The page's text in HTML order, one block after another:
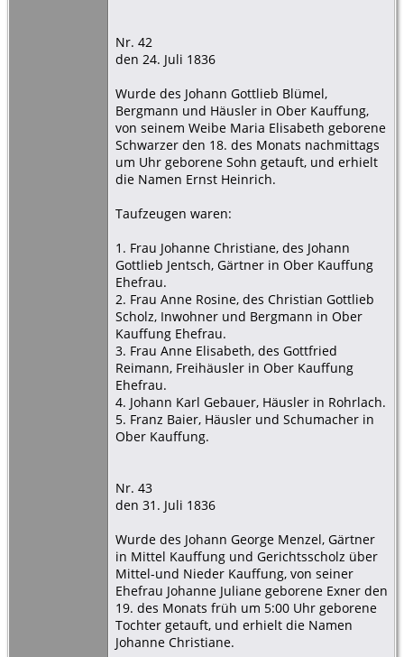
Nr. 42
den 24. Juli 1836
Wurde des Johann Gottlieb Blümel,
Bergmann und Häusler in Ober Kauffung,
von seinem Weibe Maria Elisabeth geborene
Schwarzer den 18. des Monats nachmittags
um Uhr geborene Sohn getauft, und erhielt
die Namen Ernst Heinrich.
Taufzeugen waren:
1. Frau Johanne Christiane, des Johann
Gottlieb Jentsch, Gärtner in Ober Kauffung
Ehefrau.
2. Frau Anne Rosine, des Christian Gottlieb
Scholz, Inwohner und Bergmann in Ober
Kauffung Ehefrau.
3. Frau Anne Elisabeth, des Gottfried
Reimann, Freihäusler in Ober Kauffung
Ehefrau.
4. Johann Karl Gebauer, Häusler in Rohrlach.
5. Franz Baier, Häusler und Schumacher in
Ober Kauffung.
Nr. 43
den 31. Juli 1836
Wurde des Johann George Menzel, Gärtner
in Mittel Kauffung und Gerichtsscholz über
Mittel-und Nieder Kauffung, von seiner
Ehefrau Johanne Juliane geborene Exner den
19. des Monats früh um 5:00 Uhr geborene
Tochter getauft, und erhielt die Namen
Johanne Christiane.